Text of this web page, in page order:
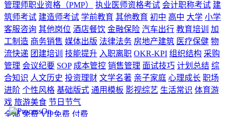
管理师职业资格（PMP）
执业医师资格考试 会计职称考试 建
筑师考试 建造师考试 学前教育 其他教育 初中 高中 大学 小学
客服咨询 其他岗位 酒店餐饮 金融保险 汽车出行 教育培训
加
工制造 商务销售 媒体出版 法律法务 房地产建筑 医疗保健 物
流快递 团建培训 技能提升 入职离职 OKR-KPI 组织结构 采购
管理 会议纪要 SOP 成本管控 销售管理 面试技巧 计划总结 综
合知识 人文历史 投资理财 文学名著 亲子家庭 心理成长 职场
进阶 个性风格 基础版式 通用模板 影视综艺 生活常识 体育游
戏 旅游美食 节日节气
全部 免费 VIP免费 付费